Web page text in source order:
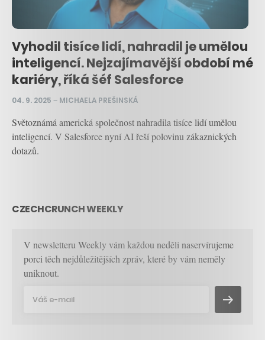
Vyhodil tisíce lidí, nahradil je umělou
inteligencí. Nejzajímavější období mé
kariéry, říká šéf Salesforce
04. 9. 2025 – MICHAELA PREŠINSKÁ
Světoznámá americká společnost nahradila tisíce lidí umělou
inteligencí. V Salesforce nyní AI řeší polovinu zákaznických
dotazů.
CZECHCRUNCH WEEKLY
V newsletteru Weekly vám každou neděli naservírujeme
porci těch nejdůležitějších zpráv, které by vám neměly
uniknout.